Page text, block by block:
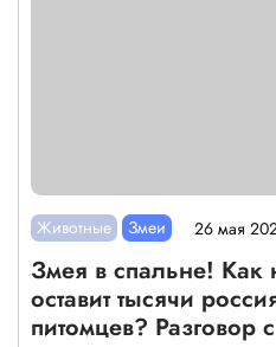
Животные Змеи 26 мая
Змея в спальне! Как
оставит тысячи
питомцев? Разговор